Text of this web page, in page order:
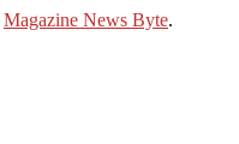
Magazine News Byte.